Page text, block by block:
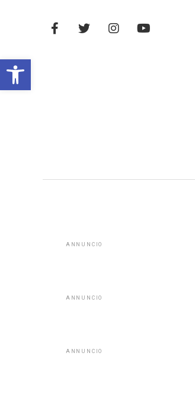
Open toolbar
ANNUNCIO
ANNUNCIO
ANNUNCIO